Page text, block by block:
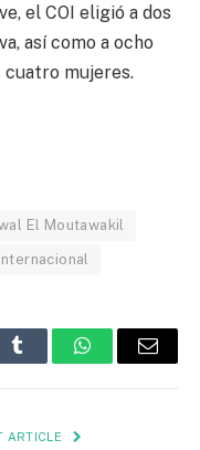
el COI eligió a dos
así como a ocho
mujeres.
El Moutawakil
Tumblr WhatsAppEmail
ARTICLE